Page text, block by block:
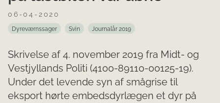
06-04-2020
Dyreværnssager Svin Journalår 2019
Skrivelse af 4. november 2019 fra Midt- og
Vestjyllands Politi (4100-89110-00125-19).
Under det levende syn af smågrise til
eksport hørte embedsdyrlægen et dyr på